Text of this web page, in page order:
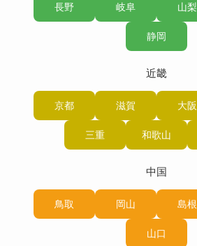
長野 岐阜 山梨
静岡
近畿
京都 滋賀 大阪
三重 和歌山
中国
鳥取 岡山 島根
山口